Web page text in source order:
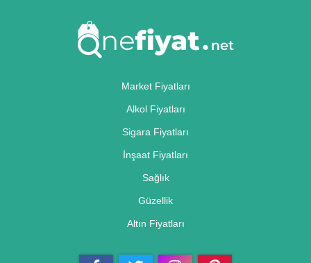
Market Fiyatları
Alkol Fiyatları
Sigara Fiyatları
İnşaat Fiyatları
Sağlık
Güzellik
Altın Fiyatları